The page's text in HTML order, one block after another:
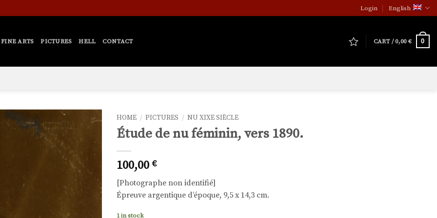
Login English
FINE ARTS PICTURES HELL CONTACT CART /0,00€ 0
Ajouter
à la liste
souhaits
HOME / PICTURES / NU XIXE SIÈCLE
Étude de nu féminin, vers 1890.
100,00 €
[Photographe non identifié]
Épreuve argentique d’époque, 9,5 x 14,3 cm.
1 in stock